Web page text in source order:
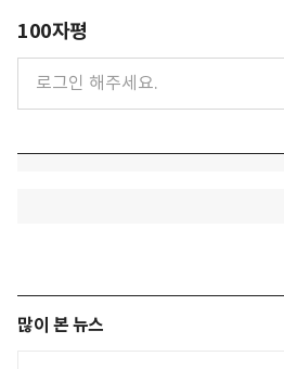
100자평
많이 본 뉴스